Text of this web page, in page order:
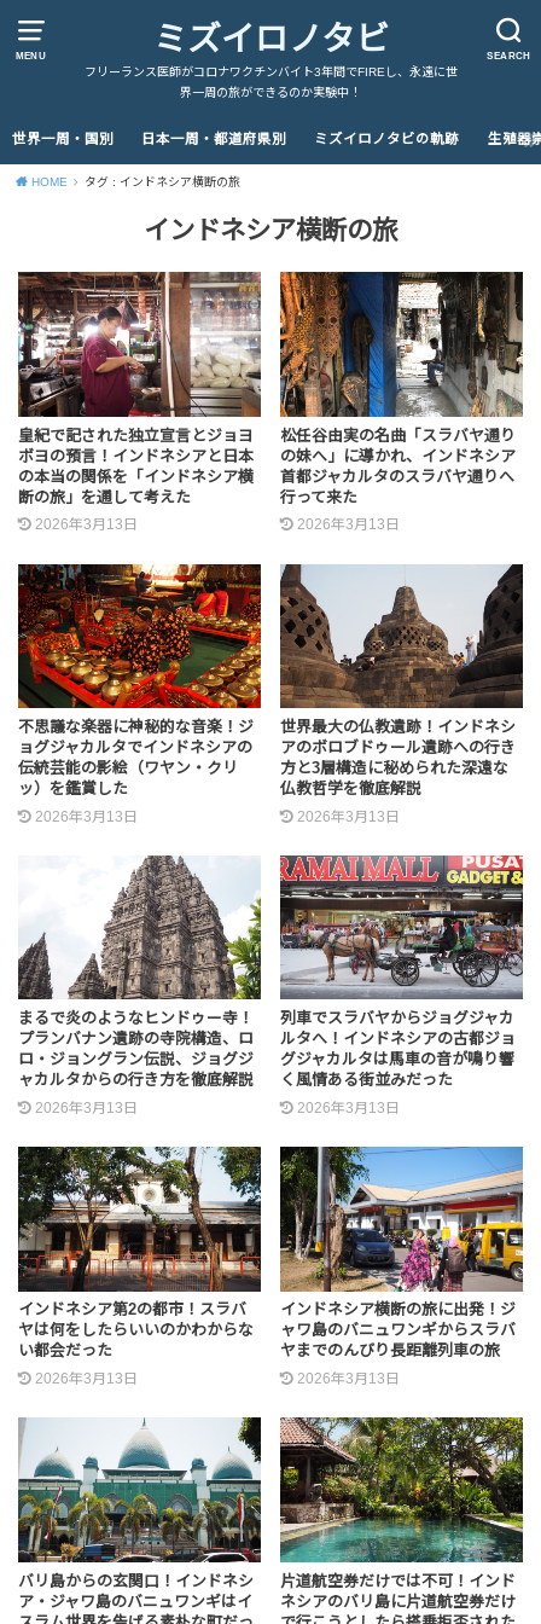
MENU SEARCH
ミズイロノタビ
フリーランス医師がコロナワクチンバイト3年間でFIREし、永遠に世
界一周の旅ができるのか実験中！
世界一周・国別 日本一周・都道府県別 ミズイロノタビの軌跡 生殖器
HOME タグ : インドネシア横断の旅
インドネシア横断の旅
皇紀で記された独立宣言とジョヨ
ボヨの預言！インドネシアと日本
の本当の関係を「インドネシア横
断の旅」を通して考えた
2026年3月13日
松任谷由実の名曲「スラバヤ通り
の妹へ」に導かれ、インドネシア
首都ジャカルタのスラバヤ通りへ
行って来た
2026年3月13日
不思議な楽器に神秘的な音楽！ジ
ョグジャカルタでインドネシアの
伝統芸能の影絵（ワヤン・クリ
ッ）を鑑賞した
2026年3月13日
世界最大の仏教遺跡！インドネシ
アのボロブドゥール遺跡への行き
方と3層構造に秘められた深遠な
仏教哲学を徹底解説
2026年3月13日
まるで炎のようなヒンドゥー寺！
プランバナン遺跡の寺院構造、ロ
ロ・ジョングラン伝説、ジョグジ
ャカルタからの行き方を徹底解説
2026年3月13日
列車でスラバヤからジョグジャカ
ルタへ！インドネシアの古都ジョ
グジャカルタは馬車の音が鳴り響
く風情ある街並みだった
2026年3月13日
インドネシア第2の都市！スラバ
ヤは何をしたらいいのかわからな
い都会だった
2026年3月13日
インドネシア横断の旅に出発！ジ
ャワ島のバニュワンギからスラバ
ヤまでのんびり長距離列車の旅
2026年3月13日
バリ島からの玄関口！インドネシ
ア・ジャワ島のバニュワンギはイ
片道航空券だけでは不可！インド
ネシアのバリ島に片道航空券だけ